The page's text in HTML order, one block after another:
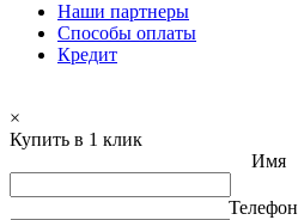
Наши партнеры
Способы оплаты
Кредит
×
Купить в 1 клик
Имя
Телефон